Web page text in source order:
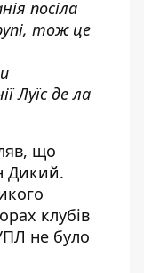
посіла
тож це
Луїс де ла
що
Дикий.
клубів
не було